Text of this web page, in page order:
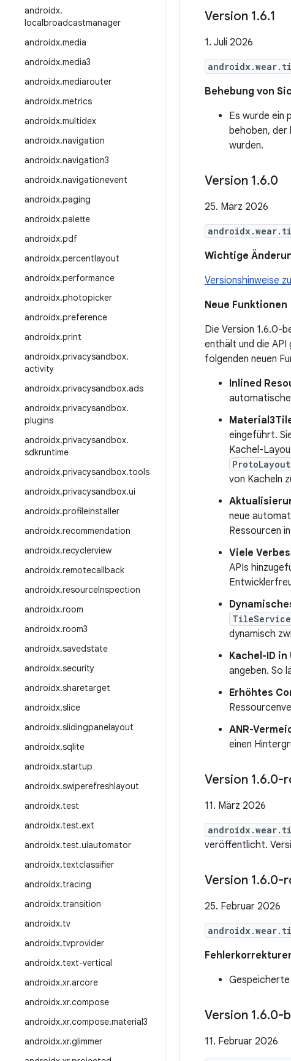
androidx.
localbroadcastmanager
androidx.media
androidx.media3
androidx.mediarouter
androidx.metrics
androidx.multidex
androidx.navigation
androidx.navigation3
androidx.navigationevent
androidx.paging
androidx.palette
androidx.pdf
androidx.percentlayout
androidx.performance
androidx.photopicker
androidx.preference
androidx.print
androidx.privacysandbox.
activity
androidx.privacysandbox.ads
androidx.privacysandbox.
plugins
androidx.privacysandbox.
sdkruntime
androidx.privacysandbox.tools
androidx.privacysandbox.ui
androidx.profileinstaller
androidx.recommendation
androidx.recyclerview
androidx.remotecallback
androidx.resourceInspection
androidx.room
androidx.room3
androidx.savedstate
androidx.security
androidx.sharetarget
androidx.slice
androidx.slidingpanelayout
androidx.sqlite
androidx.startup
androidx.swiperefreshlayout
androidx.test
androidx.test.ext
androidx.test.uiautomator
androidx.textclassifier
androidx.tracing
androidx.transition
androidx.tv
androidx.tvprovider
androidx.text-vertical
androidx.xr.arcore
androidx.xr.compose
androidx.xr.compose.material3
androidx.xr.glimmer
Version 1.6.1
1. Juli 2026
Behebung von
Es wurde ein
behoben, der
wurden.
Version 1.6.0
25. März 2026
Wichtige
Versionshinweise
Neue Funktionen
Die Version 1.6.0-
enthält und die
folgenden neuen
Inlined
eingeführt.
Kachel-
von Kacheln
neue
Ressourcen
Viele
APIs
TileService
dynamisch
Kachel-ID in
angeben. So
Erhöhtes
ANR-
einen
Version 1.6.0-
11. März 2026
veröffentlicht.
Version 1.6.0-
25. Februar 2026
Gespeicherte
Version 1.6.0-
11. Februar 2026